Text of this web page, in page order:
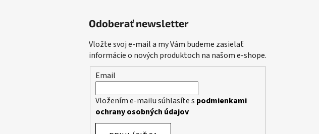
Odoberať newsletter
Vložte svoj e-mail a my Vám budeme zasielať
informácie o nových produktoch na našom e-shope.
Email
Vložením e-mailu súhlasíte s podmienkami
ochrany osobných údajov